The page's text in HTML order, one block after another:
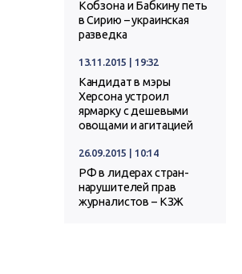
Кобзона и Бабкину петь
в Сирию – украинская
разведка
13.11.2015 | 19:32
Кандидат в мэры
Херсона устроил
ярмарку с дешевыми
овощами и агитацией
26.09.2015 | 10:14
РФ в лидерах стран-
нарушителей прав
журналистов – КЗЖ